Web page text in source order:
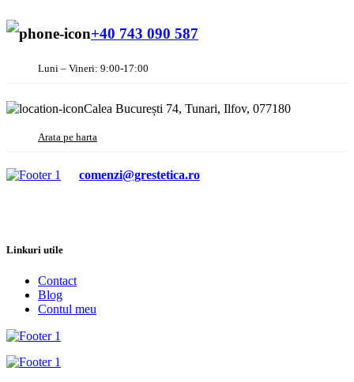
+40 743 090 587
Luni – Vineri: 9:00-17:00
Calea București 74, Tunari, Ilfov, 077180
Arata pe harta
comenzi@grestetica.ro
Linkuri utile
Contact
Blog
Contul meu